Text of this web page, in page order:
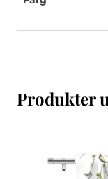
Produkter